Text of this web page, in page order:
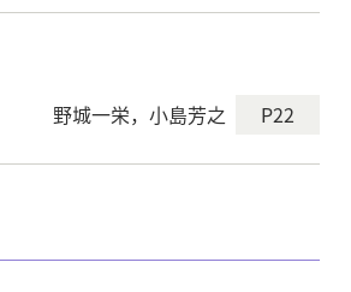
野城一栄，小島芳之 P22